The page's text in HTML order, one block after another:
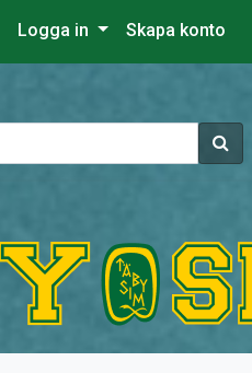
Logga in Skapa konto
Sök